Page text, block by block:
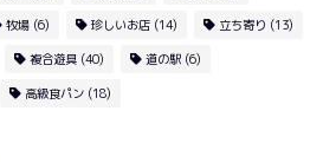
牧場 (6) 珍しいお店 (14) 立ち寄り (13)
複合遊具 (40) 道の駅 (6)
高級食パン (18)